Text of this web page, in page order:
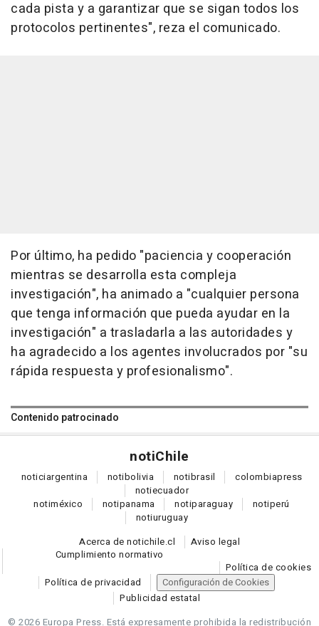
cada pista y a garantizar que se sigan todos los
protocolos pertinentes", reza el comunicado.
Por último, ha pedido "paciencia y cooperación
mientras se desarrolla esta compleja
investigación", ha animado a "cualquier persona
que tenga información que pueda ayudar en la
investigación" a trasladarla a las autoridades y
ha agradecido a los agentes involucrados por "su
rápida respuesta y profesionalismo".
Contenido patrocinado
notiChile
noticiargentina notibolivia notibrasil colombiapress
notiecuador
notiméxico notipanama notiparaguay notiperú
notiuruguay
Acerca de notichile.cl
Aviso legal
Cumplimiento normativo
Política de cookies
Política de privacidad
Configuración de Cookies
Publicidad estatal
© 2026 Europa Press. Está expresamente prohibida la redistribución